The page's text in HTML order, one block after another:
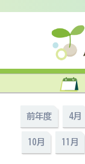
前年度 4月
10月 11月